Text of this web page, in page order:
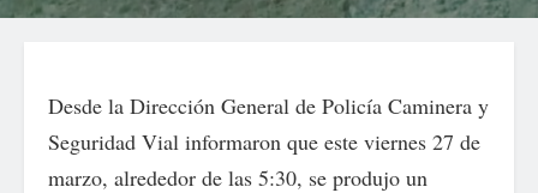
Desde la Dirección General de Policía Caminera y
Seguridad Vial informaron que este viernes 27 de
marzo, alrededor de las 5:30, se produjo un